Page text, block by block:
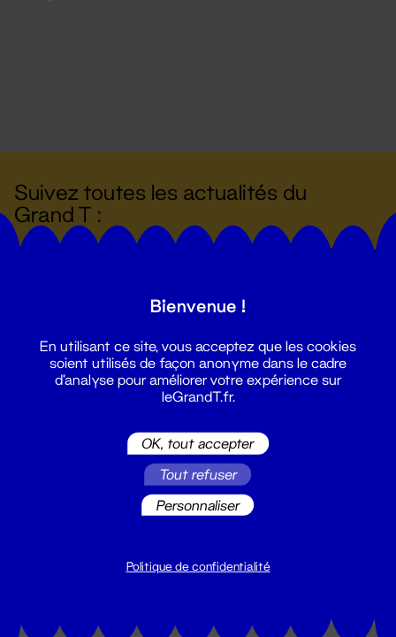
Suivez toutes les actualités du
Grand T :
billetterie@leGrandT.fr
Du lundi au vendredi 14h → 18h
Bienvenue !
En utilisant ce site, vous acceptez que les cookies
soient utilisés de façon anonyme dans le cadre
d'analyse pour améliorer votre expérience sur
leGrandT.fr.
OK, tout accepter
Tout refuser
Personnaliser
Politique de confidentialité